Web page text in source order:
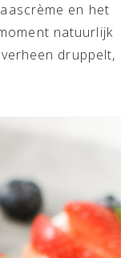
en het
natuurlijk
druppelt,